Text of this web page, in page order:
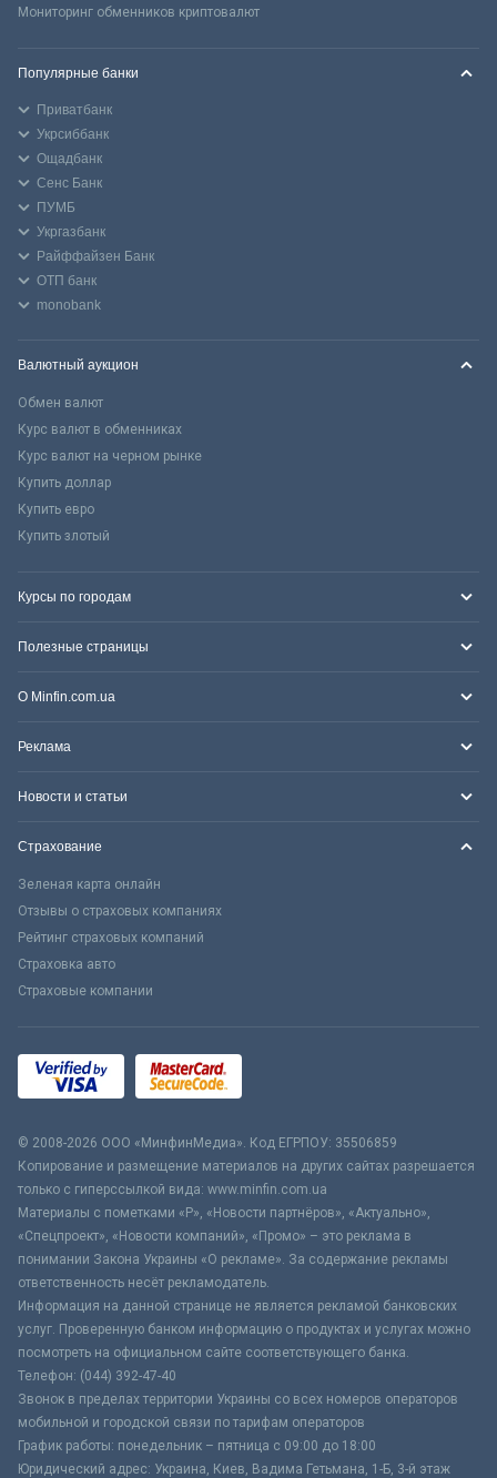
Мониторинг обменников криптовалют
Популярные банки
Приватбанк
Укрсиббанк
Ощадбанк
Сенс Банк
ПУМБ
Укргазбанк
Райффайзен Банк
ОТП банк
monobank
Валютный аукцион
Обмен валют
Курс валют в обменниках
Курс валют на черном рынке
Купить доллар
Купить евро
Купить злотый
Курсы по городам
Полезные страницы
О Minfin.com.ua
Реклама
Новости и статьи
Страхование
Зеленая карта онлайн
Отзывы о страховых компаниях
Рейтинг страховых компаний
Страховка авто
Страховые компании
© 2008-2026 ООО «МинфинМедиа». Код ЕГРПОУ: 35506859
Копирование и размещение материалов на других сайтах разрешается
только с гиперссылкой вида: www.minfin.com.ua
Материалы с пометками «Р», «Новости партнёров», «Актуально»,
«Спецпроект», «Новости компаний», «Промо» – это реклама в
понимании Закона Украины «О рекламе». За содержание рекламы
ответственность несёт рекламодатель.
Информация на данной странице не является рекламой банковских
услуг. Проверенную банком информацию о продуктах и услугах можно
посмотреть на официальном сайте соответствующего банка.
Телефон: (044) 392-47-40
Звонок в пределах территории Украины со всех номеров операторов
мобильной и городской связи по тарифам операторов
График работы: понедельник – пятница с 09:00 до 18:00
Юридический адрес: Украина, Киев, Вадима Гетьмана, 1-Б, 3-й этаж